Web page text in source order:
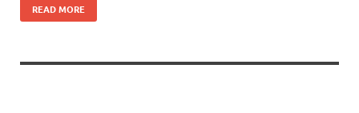
READ MORE